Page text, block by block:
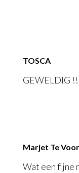
TOSCA
GEWELDIG
Marjet Te
Wat een fijne